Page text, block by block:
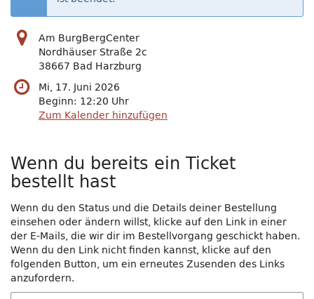
Am BurgBergCenter
Nordhäuser Straße 2c
38667 Bad Harzburg
Mi, 17. Juni 2026
Beginn: 12:20 Uhr
Zum Kalender hinzufügen
Wenn du bereits ein Ticket
bestellt hast
Wenn du den Status und die Details deiner Bestellung
einsehen oder ändern willst, klicke auf den Link in einer
der E-Mails, die wir dir im Bestellvorgang geschickt haben.
Wenn du den Link nicht finden kannst, klicke auf den
folgenden Button, um ein erneutes Zusenden des Links
anzufordern.